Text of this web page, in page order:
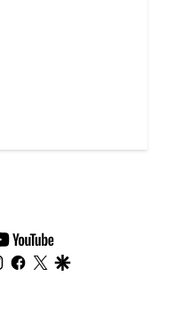
youtube-
footer
instagram
facebook
twitter